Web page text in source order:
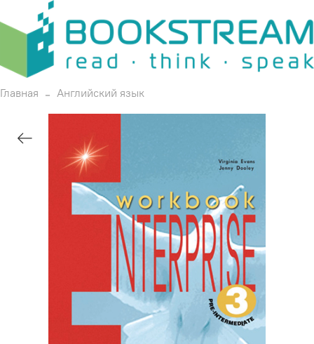
Главная Английский язык